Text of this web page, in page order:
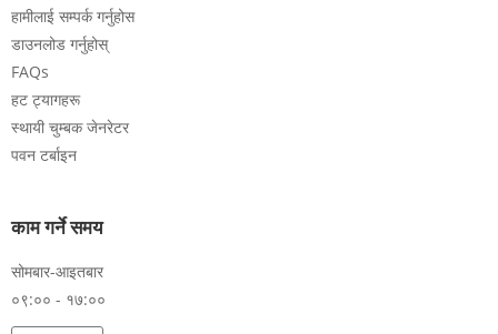
हामीलाई सम्पर्क गर्नुहोस
डाउनलोड गर्नुहोस्
FAQs
हट ट्यागहरू
स्थायी चुम्बक जेनरेटर
पवन टर्बाइन
काम गर्ने समय
सोमबार-आइतबार
०९:०० - १७:००